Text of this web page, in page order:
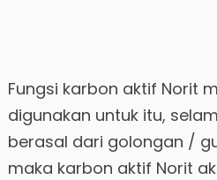
Fungsi karbon aktif Norit
digunakan untuk itu,
berasal dari golongan /
maka karbon aktif Norit